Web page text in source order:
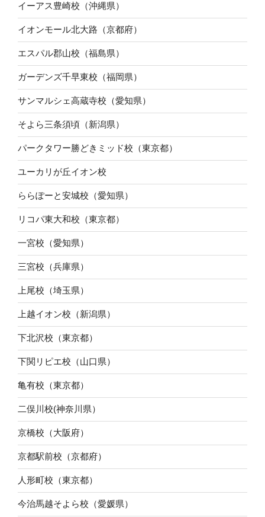
イーアス豊崎校（沖縄県）
イオンモール北大路（京都府）
エスパル郡山校（福島県）
ガーデンズ千早東校（福岡県）
サンマルシェ高蔵寺校（愛知県）
そよら三条須頃（新潟県）
パークタワー勝どきミッド校（東京都）
ユーカリが丘イオン校
ららぽーと安城校（愛知県）
リコパ東大和校（東京都）
一宮校（愛知県）
三宮校（兵庫県）
上尾校（埼玉県）
上越イオン校（新潟県）
下北沢校（東京都）
下関リピエ校（山口県）
亀有校（東京都）
二俣川校(神奈川県）
京橋校（大阪府）
京都駅前校（京都府）
人形町校（東京都）
今治馬越そよら校（愛媛県）